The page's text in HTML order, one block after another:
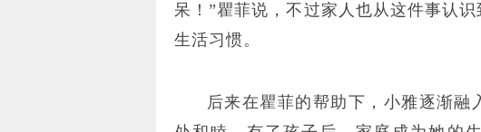
呆！”瞿菲说，不过家人也从这件事认
生活习惯。
后来在瞿菲的帮助下，小雅逐渐融